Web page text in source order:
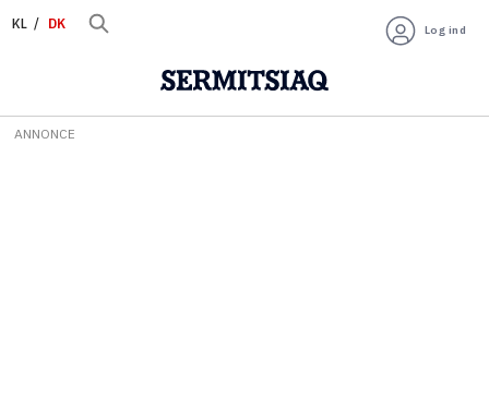
KL DK Log ind
ANNONCE